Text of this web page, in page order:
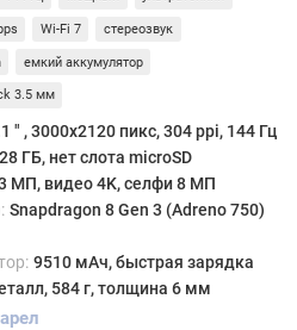
Wi-Fi 7 стереозвук
емкий аккумулятор
3.5 мм
″ , 3000x2120 пикс, 304 ppi, 144 Гц
ГБ, нет слота microSD
МП, видео 4K, селфи 8 МП
Snapdragon 8 Gen 3 (Adreno 750)
9510 мАч, быстрая зарядка
584 г, толщина 6 мм